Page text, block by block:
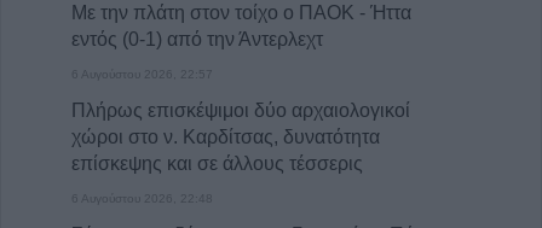
Με την πλάτη στον τοίχο ο ΠΑΟΚ - Ήττα
εντός (0-1) από την Άντερλεχτ
6 Αυγούστου 2026, 22:57
Πλήρως επισκέψιμοι δύο αρχαιολογικοί
χώροι στο ν. Καρδίτσας, δυνατότητα
επίσκεψης και σε άλλους τέσσερις
6 Αυγούστου 2026, 22:48